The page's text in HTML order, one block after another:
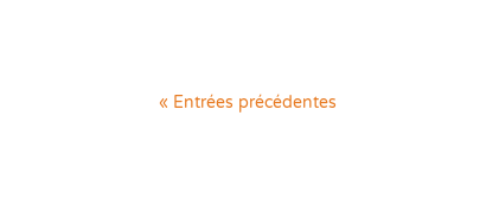
« Entrées précédentes